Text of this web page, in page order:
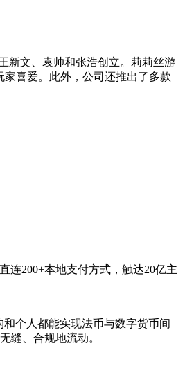
新文、袁帅和张浩创立。莉莉丝游
喜爱。此外，公司还推出了多款
连200+本地支付方式，触达20亿主
个人都能实现法币与数字货币间
缝、合规地流动。